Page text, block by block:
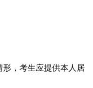
，考生应提供本人居